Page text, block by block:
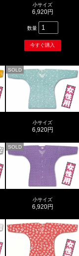
小サイズ
6,920円
数量
SOLD
小サイズ
6,920円
SOLD
小サイズ
6,920円